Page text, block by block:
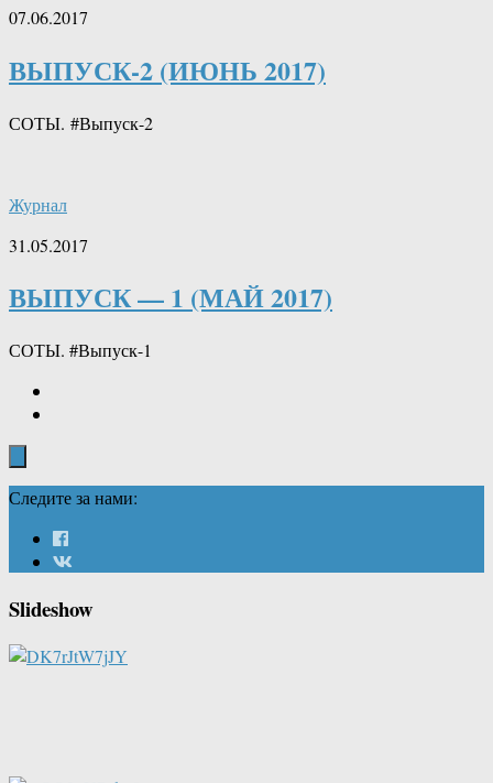
07.06.2017
ВЫПУСК-2 (ИЮНЬ 2017)
СОТЫ. #Выпуск-2
Журнал
31.05.2017
ВЫПУСК — 1 (МАЙ 2017)
СОТЫ. #Выпуск-1
Следите за нами:
Slideshow